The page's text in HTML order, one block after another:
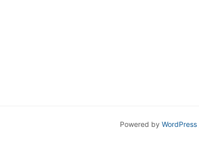
Powered by WordPress